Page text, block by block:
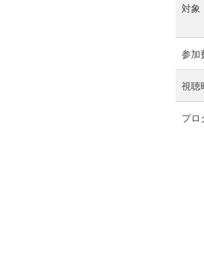
対象
参加
視聴
プロ